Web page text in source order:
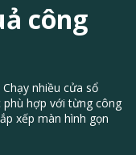
công
nhiều cửa sổ
phù hợp với từng công
xếp màn hình gọn